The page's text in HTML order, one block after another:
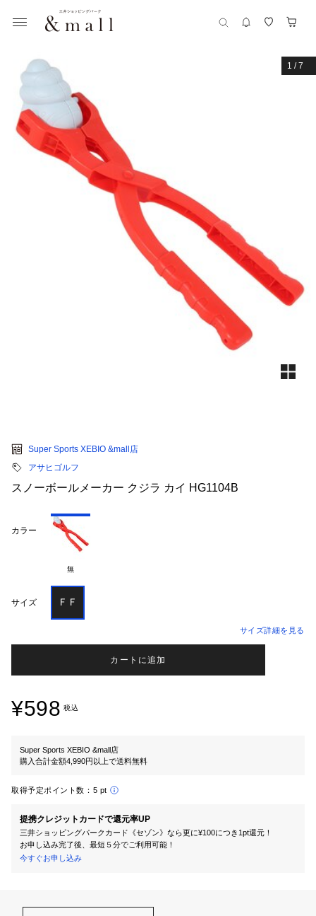
1 /7
Super Sports XEBIO &mall店
アサヒゴルフ
スノーボールメーカー クジラ カイ HG1104B
カラー
無
サイズ ＦＦ
サイズ詳細を見る
カートに追加
¥598 税込
Super Sports XEBIO &mall店
購入合計金額4,990円以上で送料無料
取得予定ポイント数： 5 pt
提携クレジットカードで還元率UP
三井ショッピングパークカード《セゾン》なら更に¥100につき1pt還元！
お申し込み完了後、最短５分でご利用可能！
今すぐお申し込み